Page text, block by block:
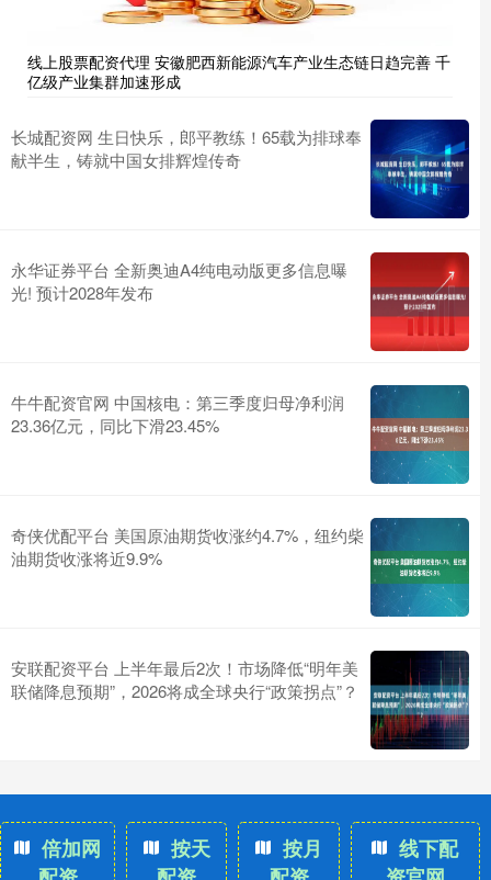
线上股票配资代理 安徽肥西新能源汽车产业生态链日趋完善 千
亿级产业集群加速形成
长城配资网 生日快乐，郎平教练！65载为排球奉
献半生，铸就中国女排辉煌传奇
永华证券平台 全新奥迪A4纯电动版更多信息曝
光! 预计2028年发布
牛牛配资官网 中国核电：第三季度归母净利润
23.36亿元，同比下滑23.45%
奇侠优配平台 美国原油期货收涨约4.7%，纽约柴
油期货收涨将近9.9%
安联配资平台 上半年最后2次！市场降低“明年美
联储降息预期”，2026将成全球央行“政策拐点”？
倍加网
按天
按月
线下配